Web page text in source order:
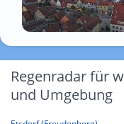
Regenradar für
und Umgebung